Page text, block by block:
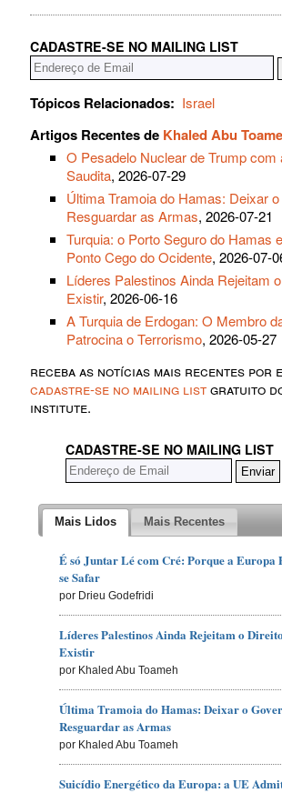
CADASTRE-SE NO MAILING LIST
Tópicos Relacionados: Israel
Artigos Recentes de Khaled Abu
O Pesadelo Nuclear de Trump com
Saudita, 2026-07-29
Última Tramoia do Hamas: Deixar
Resguardar as Armas, 2026-07-21
Turquia: o Porto Seguro do Hamas
Ponto Cego do Ocidente, 2026-07-
Líderes Palestinos Ainda Rejeitam
Existir, 2026-06-16
A Turquia de Erdogan: O Membro
Patrocina o Terrorismo, 2026-05-27
receba as notícias mais recentes por
cadastre-se no mailing listgratuito
institute.
CADASTRE-SE NO MAILING LIST
Mais Lidos Mais Recentes
É só Juntar Lé com Cré: Porque a Europa
se Safar
por Drieu Godefridi
Líderes Palestinos Ainda Rejeitam o
Existir
por Khaled Abu Toameh
Última Tramoia do Hamas: Deixar o
Resguardar as Armas
por Khaled Abu Toameh
Suicídio Energético da Europa: a UE